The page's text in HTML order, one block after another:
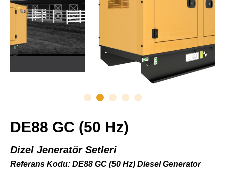
DE88 GC (50 Hz)
Dizel Jeneratör Setleri
Referans Kodu: DE88 GC (50 Hz) Diesel Generator